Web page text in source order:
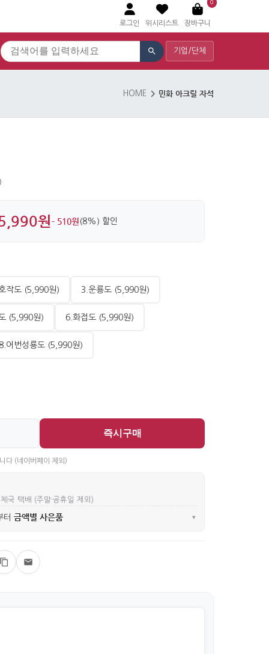
로그인 위시리스트
0
장바구니
기업/단체
HOME 민화 아크릴 자석
원- 510원 (8%) 할인
작도 (5,990원) 3.운룡도 (5,990원)
(5,990원) 6.화접도 (5,990원)
어번성룡도 (5,990원)
즉시구매
다 (네이버페이 제외)
국 택배 (주말·공휴일 제외)
터 금액별 사은품 ▾